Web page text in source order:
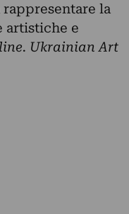
la
artistiche e
Ukrainian Art